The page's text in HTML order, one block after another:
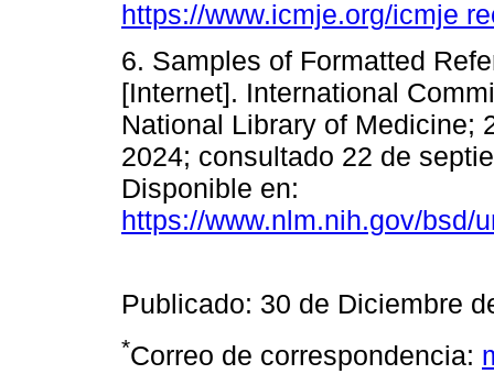
https://www.icmje.org/icmje
6. Samples of Formatted
[Internet]. International
National Library of Medicine;
2024; consultado 22 de
Disponible en:
https://www.nlm.nih.gov/bsd/
Publicado: 30 de Diciembre
*Correo de correspondencia: